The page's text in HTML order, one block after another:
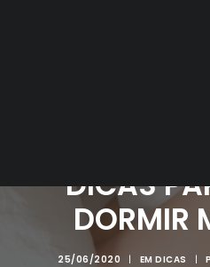
DICAS
DORMIR
25/06/2020 | EMDICAS |